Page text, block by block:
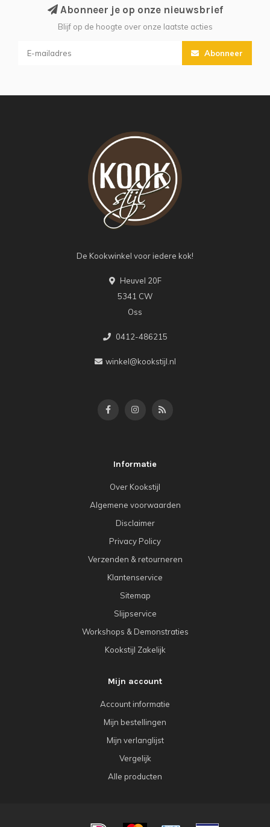
Abonneer je op onze nieuwsbrief
Blijf op de hoogte over onze laatste acties
Abonneer
De Kookwinkel voor iedere kok!
Heuvel 20F
5341 CW
Oss
0412-486215
winkel@kookstijl.nl
Informatie
Over Kookstijl
Algemene voorwaarden
Disclaimer
Privacy Policy
Verzenden & retourneren
Klantenservice
Sitemap
Slijpservice
Workshops & Demonstraties
Kookstijl Zakelijk
Mijn account
Account informatie
Mijn bestellingen
Mijn verlanglijst
Vergelijk
Alle producten